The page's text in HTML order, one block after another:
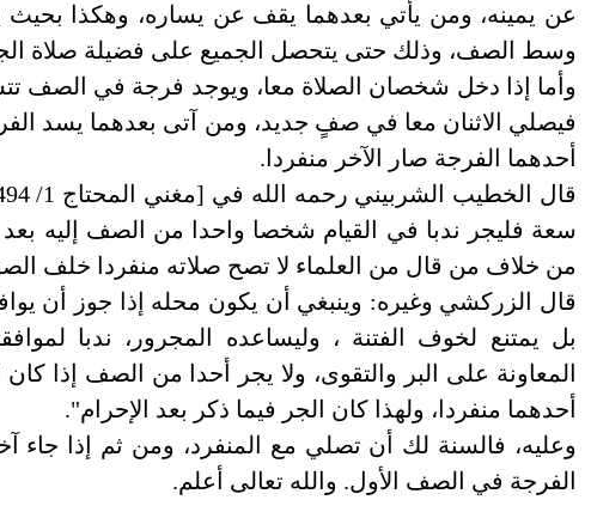
عن يمينه، ومن يأتي بعدهما يقف عن يساره، وهكذا بحيث
وسط الصف، وذلك حتى يتحصل الجميع على فضيلة صلاة
وأما إذا دخل شخصان الصلاة معا، ويوجد فرجة في الصف
فيصلي الاثنان معا في صفٍ جديد، ومن آتى بعدهما يسد
أحدهما الفرجة صار الآخر منفردا.
سعة فليجر ندبا في القيام شخصا واحدا من الصف إليه بعد
من خلاف من قال من العلماء لا تصح صلاته منفردا خلف
قال الزركشي وغيره: وينبغي أن يكون محله إذا جوز أن
بل يمتنع لخوف الفتنة ، وليساعده المجرور، ندبا
المعاونة على البر والتقوى، ولا يجر أحدا من الصف إذا كان
أحدهما منفردا، ولهذا كان الجر فيما ذكر بعد الإحرام".
وعليه، فالسنة لك أن تصلي مع المنفرد، ومن ثم إذا جاء
الفرجة في الصف الأول. والله تعالى أعلم.